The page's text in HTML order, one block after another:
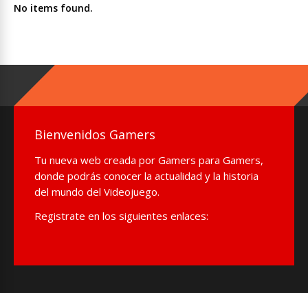
No items found.
Bienvenidos Gamers
Tu nueva web creada por Gamers para Gamers,
donde podrás conocer la actualidad y la historia
del mundo del Videojuego.
Registrate en los siguientes enlaces: